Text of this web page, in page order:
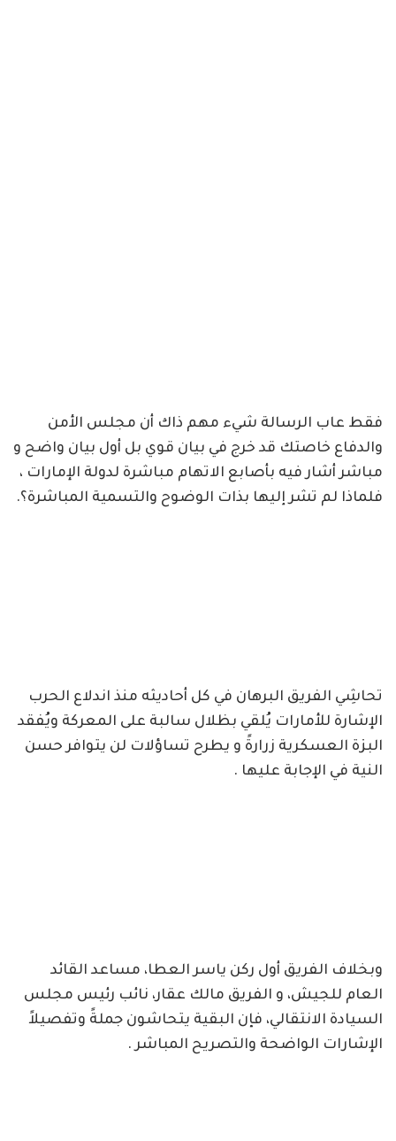
فقط عاب الرسالة شيء مهم ذاك أن مجلس الأمن
والدفاع خاصتك قد خرج في بيان قوي بل أول بيان واضح و
مباشر أشار فيه بأصابع الاتهام مباشرة لدولة الإمارات ،
فلماذا لم تشر إليها بذات الوضوح والتسمية المباشرة؟.
تحاشِي الفريق البرهان في كل أحاديثه منذ اندلاع الحرب
الإشارة للأمارات يُلقي بظلال سالبة على المعركة ويُفقد
البزة العسكرية زرارةً و يطرح تساؤلات لن يتوافر حسن
النية في الإجابة عليها .
وبخلاف الفريق أول ركن ياسر العطا، مساعد القائد
العام للجيش، و الفريق مالك عقار، نائب رئيس مجلس
السيادة الانتقالي، فإن البقية يتحاشون جملةً وتفصيلاً
الإشارات الواضحة والتصريح المباشر .